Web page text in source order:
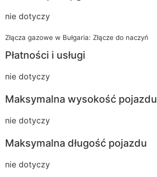
nie dotyczy
Złącza gazowe w Bułgaria: Złącze do naczyń
Płatności i usługi
nie dotyczy
Maksymalna wysokość pojazdu
nie dotyczy
Maksymalna długość pojazdu
nie dotyczy